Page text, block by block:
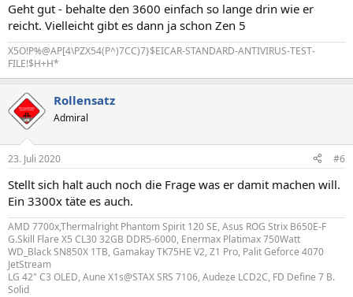
:
Geht gut - behalte den 3600 einfach so lange drin wie er
reicht. Vielleicht gibt es dann ja schon Zen 5
X5O!P%@AP[4\PZX54(P^)7CC)7}$EICAR-STANDARD-ANTIVIRUS-TEST-
FILE!$H+H*
Rollensatz
Admiral
23. Juli 2020 #6
Stellt sich halt auch noch die Frage was er damit machen will.
Ein 3300x täte es auch.
AMD 7700x,Thermalright Phantom Spirit 120 SE, Asus ROG Strix B650E-F
G.Skill Flare X5 CL30 32GB DDR5-6000, Enermax Platimax 750Watt
WD_Black SN850X 1TB, Gamakay TK75HE V2, Z1 Pro, Palit Geforce 4070
JetStream
LG 42" C3 OLED, Aune X1s@STAX SRS 7106, Audeze LCD2C, FD Define 7 B.
Solid